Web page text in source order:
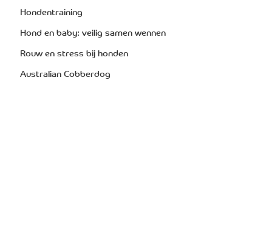
Hondentraining
Hond en baby: veilig samen wennen
Rouw en stress bij honden
Australian Cobberdog